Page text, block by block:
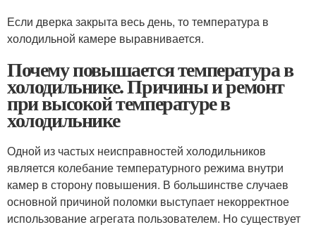
Если дверка закрыта весь день, то температура в
холодильной камере выравнивается.
Почему повышается температура в
холодильнике. Причины и ремонт
при высокой температуре в
холодильнике
Одной из частых неисправностей холодильников
является колебание температурного режима внутри
камер в сторону повышения. В большинстве случаев
основной причиной поломки выступает некорректное
использование агрегата пользователем. Но существует